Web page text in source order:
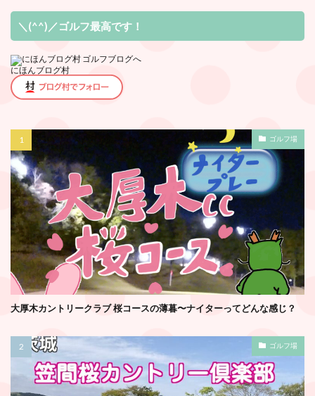
＼(^^)／ゴルフ最高です！
にほんブログ村
ゴルフ場
大厚木カントリークラブ 桜コースの薄暮〜ナイターってどんな感じ？
ゴルフ場